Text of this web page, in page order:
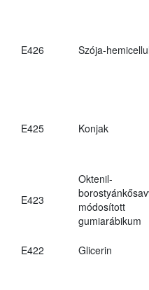
E426 Szója-
E425 Konjak
E423
Oktenil-
módosított
gumiarábikum
E422 Glicerin